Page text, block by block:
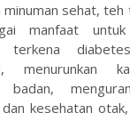
minuman sehat,
manfaat
terkena
menurunkan
kesehatan